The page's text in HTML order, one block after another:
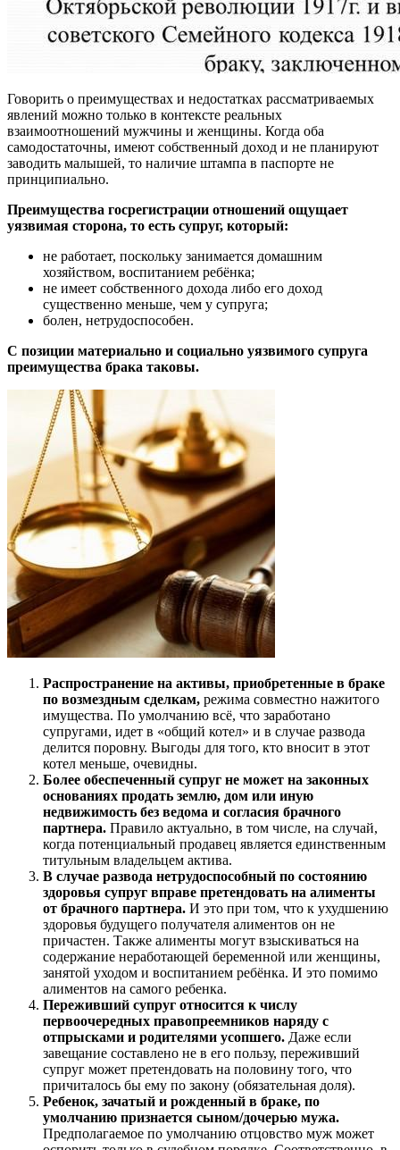
Говорить о преимуществах и недостатках рассматриваемых
явлений можно только в контексте реальных
взаимоотношений мужчины и женщины. Когда оба
самодостаточны, имеют собственный доход и не планируют
заводить малышей, то наличие штампа в паспорте не
принципиально.
Преимущества госрегистрации отношений ощущает
уязвимая сторона, то есть супруг, который:
не работает, поскольку занимается домашним
хозяйством, воспитанием ребёнка;
не имеет собственного дохода либо его доход
существенно меньше, чем у супруга;
болен, нетрудоспособен.
С позиции материально и социально уязвимого супруга
преимущества брака таковы.
Распространение на активы, приобретенные в браке
по возмездным сделкам, режима совместно нажитого
имущества. По умолчанию всё, что заработано
супругами, идет в «общий котел» и в случае развода
делится поровну. Выгоды для того, кто вносит в этот
котел меньше, очевидны.
Более обеспеченный супруг не может на законных
основаниях продать землю, дом или иную
недвижимость без ведома и согласия брачного
партнера. Правило актуально, в том числе, на случай,
когда потенциальный продавец является единственным
титульным владельцем актива.
В случае развода нетрудоспособный по состоянию
здоровья супруг вправе претендовать на алименты
от брачного партнера. И это при том, что к ухудшению
здоровья будущего получателя алиментов он не
причастен. Также алименты могут взыскиваться на
содержание неработающей беременной или женщины,
занятой уходом и воспитанием ребёнка. И это помимо
алиментов на самого ребенка.
Переживший супруг относится к числу
первоочередных правопреемников наряду с
отпрысками и родителями усопшего. Даже если
завещание составлено не в его пользу, переживший
супруг может претендовать на половину того, что
причиталось бы ему по закону (обязательная доля).
Ребенок, зачатый и рожденный в браке, по
умолчанию признается сыном/дочерью мужа.
Предполагаемое по умолчанию отцовство муж может